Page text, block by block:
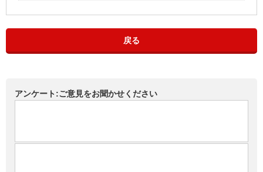
戻る
アンケート:ご意見をお聞かせください